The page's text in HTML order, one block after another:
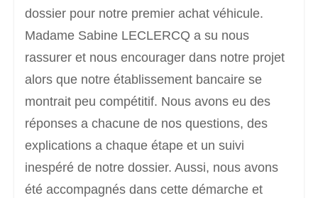
dossier pour notre premier achat véhicule.
Madame Sabine LECLERCQ a su nous
rassurer et nous encourager dans notre projet
alors que notre établissement bancaire se
montrait peu compétitif. Nous avons eu des
réponses a chacune de nos questions, des
explications a chaque étape et un suivi
inespéré de notre dossier. Aussi, nous avons
été accompagnés dans cette démarche et